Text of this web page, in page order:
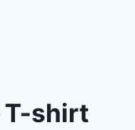
T-shirt